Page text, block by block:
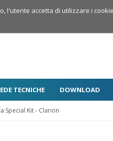
TECNICHE DOWNLOAD
Special Kit - Clarion
l'utente accetta di utilizzare i